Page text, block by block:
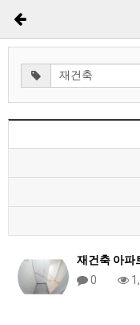
재건축 아파
0